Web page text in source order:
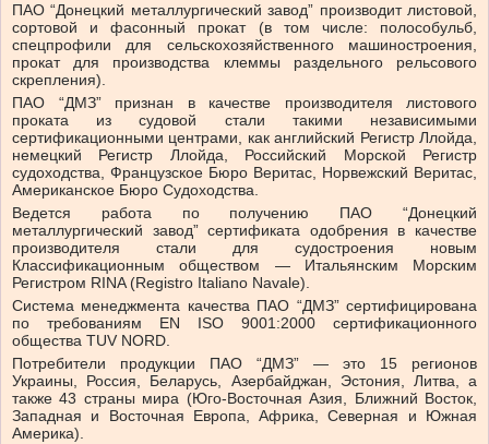
ПАО “Донецкий металлургический завод” производит листовой,
сортовой и фасонный прокат (в том числе: полособульб,
спецпрофили для сельскохозяйственного машиностроения,
прокат для производства клеммы раздельного рельсового
скрепления).
ПАО “ДМЗ” признан в качестве производителя листового
проката из судовой стали такими независимыми
сертификационными центрами, как английский Регистр Ллойда,
немецкий Регистр Ллойда, Российский Морской Регистр
судоходства, Французское Бюро Веритас, Норвежский Веритас,
Американское Бюро Судоходства.
Ведется работа по получению ПАО “Донецкий
металлургический завод” сертификата одобрения в качестве
производителя стали для судостроения новым
Классификационным обществом — Итальянским Морским
Регистром RINA (Registro Italiano Navale).
Система менеджмента качества ПАО “ДМЗ” сертифицирована
по требованиям EN ISO 9001:2000 сертификационного
общества TUV NORD.
Потребители продукции ПАО “ДМЗ” — это 15 регионов
Украины, Россия, Беларусь, Азербайджан, Эстония, Литва, а
также 43 страны мира (Юго-Восточная Азия, Ближний Восток,
Западная и Восточная Европа, Африка, Северная и Южная
Америка).